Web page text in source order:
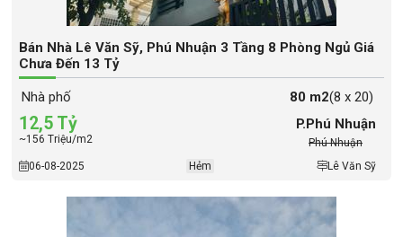
Bán Nhà Lê Văn Sỹ, Phú Nhuận 3 Tầng 8 Phòng Ngủ Giá
Chưa Đến 13 Tỷ
Nhà phố 80 m2(8 x 20)
12,5 Tỷ
~156 Triệu/m2
P.Phú Nhuận
Phú Nhuận
06-08-2025
Hẻm Lê Văn Sỹ